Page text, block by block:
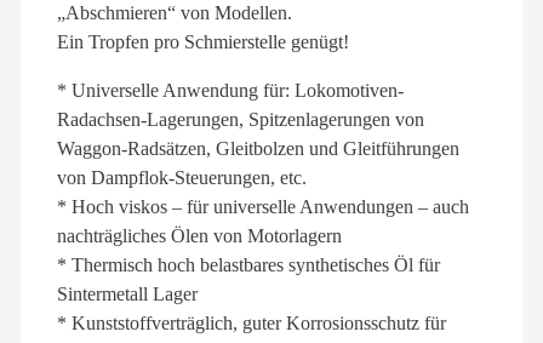
„Abschmieren“ von Modellen.
Ein Tropfen pro Schmierstelle genügt!
* Universelle Anwendung für: Lokomotiven-
Radachsen-Lagerungen, Spitzenlagerungen von
Waggon-Radsätzen, Gleitbolzen und Gleitführungen
von Dampflok-Steuerungen, etc.
* Hoch viskos – für universelle Anwendungen – auch
nachträgliches Ölen von Motorlagern
* Thermisch hoch belastbares synthetisches Öl für
Sintermetall Lager
* Kunststoffverträglich, guter Korrosionsschutz für